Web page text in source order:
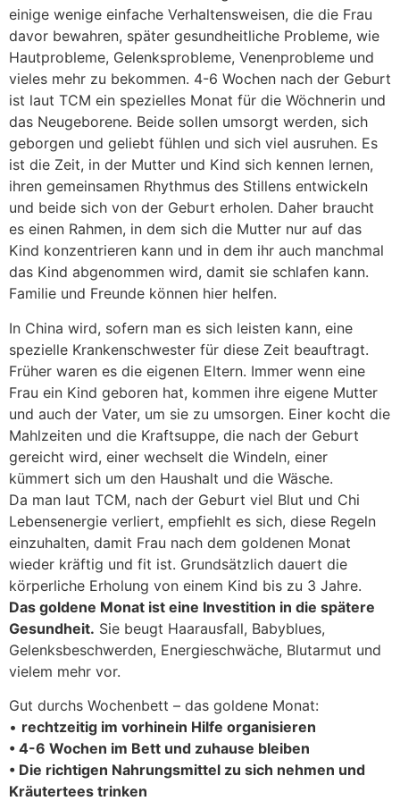
einige wenige einfache Verhaltensweisen, die die Frau
davor bewahren, später gesundheitliche Probleme, wie
Hautprobleme, Gelenksprobleme, Venenprobleme und
vieles mehr zu bekommen. 4-6 Wochen nach der Geburt
ist laut TCM ein spezielles Monat für die Wöchnerin und
das Neugeborene. Beide sollen umsorgt werden, sich
geborgen und geliebt fühlen und sich viel ausruhen. Es
ist die Zeit, in der Mutter und Kind sich kennen lernen,
ihren gemeinsamen Rhythmus des Stillens entwickeln
und beide sich von der Geburt erholen. Daher braucht
es einen Rahmen, in dem sich die Mutter nur auf das
Kind konzentrieren kann und in dem ihr auch manchmal
das Kind abgenommen wird, damit sie schlafen kann.
Familie und Freunde können hier helfen.
In China wird, sofern man es sich leisten kann, eine
spezielle Krankenschwester für diese Zeit beauftragt.
Früher waren es die eigenen Eltern. Immer wenn eine
Frau ein Kind geboren hat, kommen ihre eigene Mutter
und auch der Vater, um sie zu umsorgen. Einer kocht die
Mahlzeiten und die Kraftsuppe, die nach der Geburt
gereicht wird, einer wechselt die Windeln, einer
kümmert sich um den Haushalt und die Wäsche.
Da man laut TCM, nach der Geburt viel Blut und Chi
Lebensenergie verliert, empfiehlt es sich, diese Regeln
einzuhalten, damit Frau nach dem goldenen Monat
wieder kräftig und fit ist. Grundsätzlich dauert die
körperliche Erholung von einem Kind bis zu 3 Jahre.
Das goldene Monat ist eine Investition in die spätere
Gesundheit. Sie beugt Haarausfall, Babyblues,
Gelenksbeschwerden, Energieschwäche, Blutarmut und
vielem mehr vor.
Gut durchs Wochenbett – das goldene Monat:
• rechtzeitig im vorhinein Hilfe organisieren
• 4-6 Wochen im Bett und zuhause bleiben
• Die richtigen Nahrungsmittel zu sich nehmen und
Kräutertees trinken